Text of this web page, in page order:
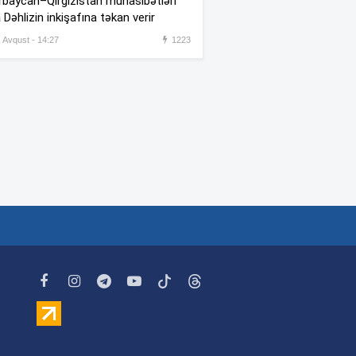
Kiberpolis əməliyyat keçirdi:
Metrodakı təmirin kirayə
bazarına təsiri –
Dəhlizin inkişafına təkan verir
Avqust - 14:27 1223